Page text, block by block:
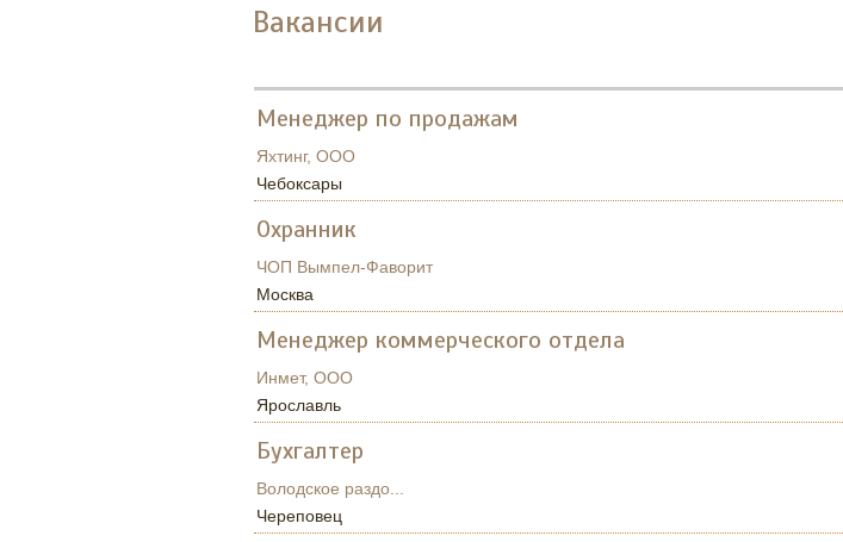
Вакансии
Менеджер по продажам
Яхтинг, ООО
Чебоксары
Охранник
ЧОП Вымпел-Фаворит
Москва
Менеджер коммерческого отдела
Инмет, ООО
Ярославль
Бухгалтер
Володское раздо...
Череповец